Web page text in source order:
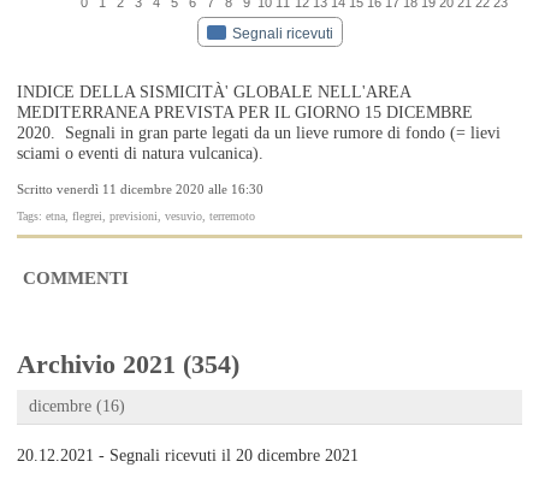
Segnali ricevuti
INDICE DELLA SISMICITÀ' GLOBALE NELL'AREA
MEDITERRANEA PREVISTA PER IL GIORNO 15 DICEMBRE
2020. Segnali in gran parte legati da un lieve rumore di fondo (= lievi
sciami o eventi di natura vulcanica).
Scritto venerdì 11 dicembre 2020 alle 16:30
Tags: etna, flegrei, previsioni, vesuvio, terremoto
COMMENTI
Archivio 2021 (354)
dicembre (16)
20.12.2021 - Segnali ricevuti il 20 dicembre 2021